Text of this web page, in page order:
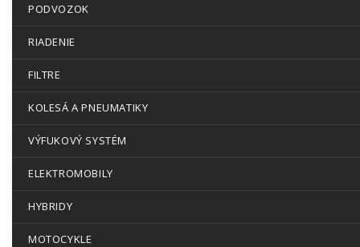
PODVOZOK
RIADENIE
FILTRE
KOLESÁ A PNEUMATIKY
VÝFUKOVÝ SYSTÉM
ELEKTROMOBILY
HYBRIDY
MOTOCYKLE